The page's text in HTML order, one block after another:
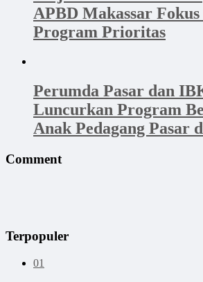
APBD Makassar
Program Prioritas
Perumda Pasar dan
Luncurkan Program
Anak Pedagang Pasar
Comment
Terpopuler
01